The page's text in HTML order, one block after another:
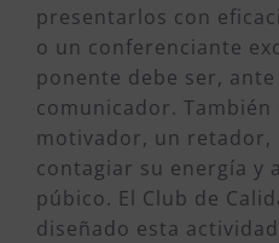
presentarlos con
o un conferenciante
ponente debe ser,
comunicador. También
motivador, un retador,
contagiar su energía y
púbico. El Club de
diseñado esta